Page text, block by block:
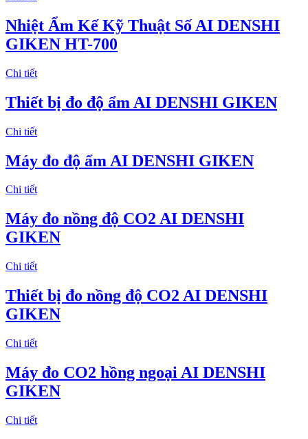
Nhiệt Ẩm Kế Kỹ Thuật Số AI DENSHI
GIKEN HT-700
Chi tiết
Thiết bị đo độ ẩm AI DENSHI GIKEN
Chi tiết
Máy đo độ ẩm AI DENSHI GIKEN
Chi tiết
Máy đo nồng độ CO2 AI DENSHI
GIKEN
Chi tiết
Thiết bị đo nồng độ CO2 AI DENSHI
GIKEN
Chi tiết
Máy đo CO2 hồng ngoại AI DENSHI
GIKEN
Chi tiết